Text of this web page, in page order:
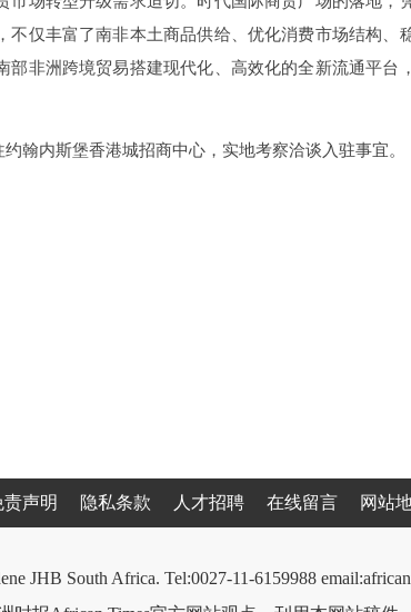
仅丰富了南非本土商品供给、优化消费市场结构、
非洲跨境贸易搭建现代化、高效化的全新流通平台，
翰内斯堡香港城招商中心，实地考察洽谈入驻事宜。
责声明 隐私条款 人才招聘 在线留言 网站
JHB South Africa. Tel:0027-11-6159988